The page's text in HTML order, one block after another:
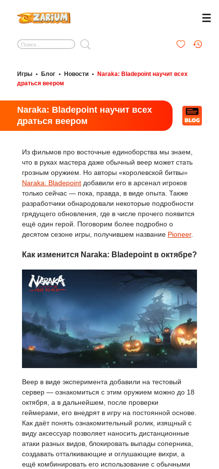
Игры • Блог • Новости •
Naraka: Bladepoint научит всех
драться веером
Naraka: Bladepoint научит всех
драться веером
Из фильмов про восточные единоборства мы знаем,
что в руках мастера даже обычный веер может стать
грозным оружием. Но авторы «королевской битвы»
Naraka: Bladepoint добавили его в арсенал игроков
только сейчас — пока, правда, в виде опыта. Также
разработчики обнародовали некоторые подробности
грядущего обновления, где в числе прочего появится
ещё один герой. Поговорим более подробно о
десятом сезоне игры, получившем название Pioneer.
Как изменится Naraka: Bladepoint в октябре?
Веер в виде эксперимента добавили на тестовый
сервер — ознакомиться с этим оружием можно до 18
октября, а в дальнейшем, после проверки
геймерами, его внедрят в игру на постоянной основе.
Как даёт понять ознакомительный ролик, изящный с
виду аксессуар позволяет наносить дистанционные
атаки разных видов, блокировать выпады соперника,
создавать отталкивающие и оглушающие вихри, а
ещё комбинировать его использование с обычными